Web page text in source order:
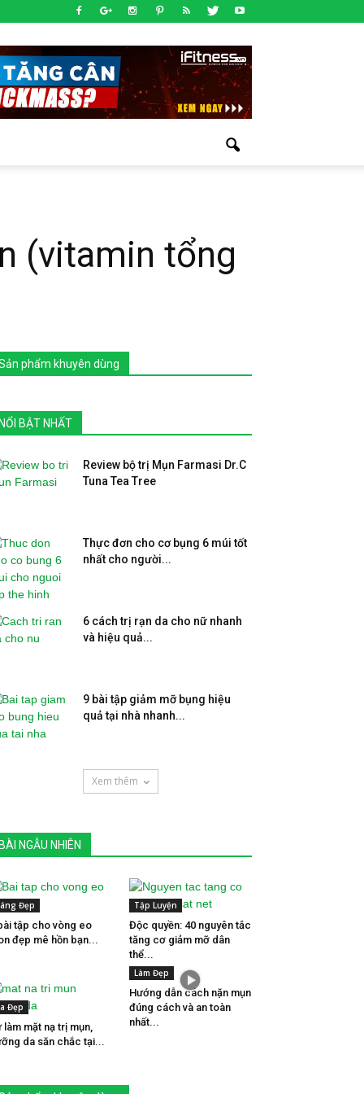
(vitamin tổng
phẩm khuyên dùng
NỔI BẬT NHẤT
Review bộ trị Mụn Farmasi Dr.C
Tuna Tea Tree
Thực đơn cho cơ bụng 6 múi tốt
nhất cho người...
6 cách trị rạn da cho nữ nhanh
và hiệu quả...
9 bài tập giảm mỡ bụng hiệu
quả tại nhà nhanh...
Xem thêm
BÀI NGẪU NHIÊN
Đẹp
tập cho vòng eo
đẹp mê hồn bạn...
Tập Luyện
Độc quyền: 40 nguyên tắc
tăng cơ giảm mỡ dân
thể...
Đẹp
làm mặt nạ trị mụn,
da săn chắc tại...
Làm Đẹp
Hướng dẫn cách nặn mụn
đúng cách và an toàn
nhất...